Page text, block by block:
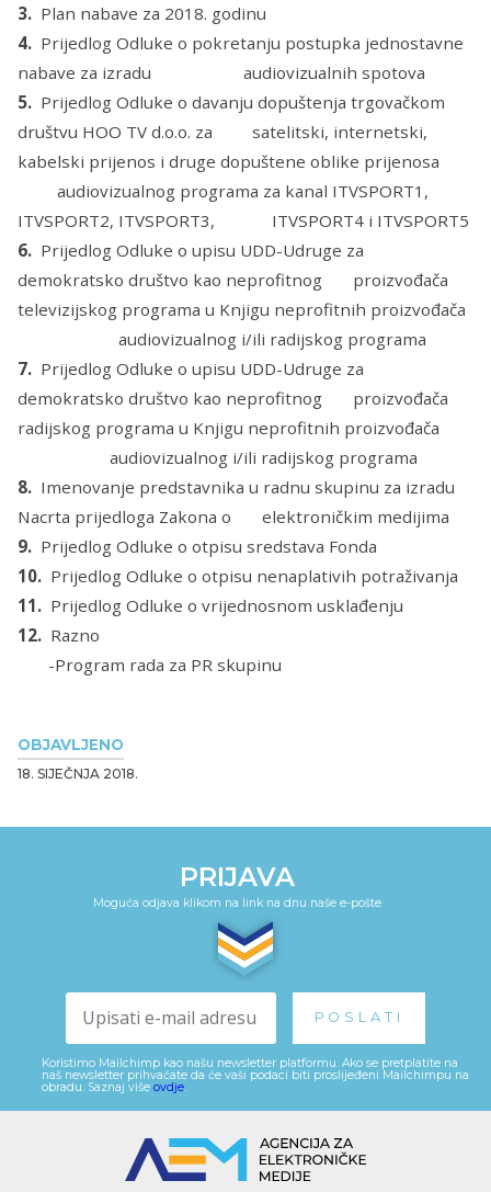
OBJAVLJENO
18. SIJEČNJA 2018.
3. Plan nabave za 2018. godinu
4. Prijedlog Odluke o pokretanju postupka jednostavne
nabave za izradu audiovizualnih spotova
5. Prijedlog Odluke o davanju dopuštenja trgovačkom
društvu HOO TV d.o.o. za satelitski, internetski,
kabelski prijenos i druge dopuštene oblike prijenosa
audiovizualnog programa za kanal ITVSPORT1,
ITVSPORT2, ITVSPORT3, ITVSPORT4 i ITVSPORT5
6. Prijedlog Odluke o upisu UDD-Udruge za
demokratsko društvo kao neprofitnog proizvođača
televizijskog programa u Knjigu neprofitnih proizvođača
audiovizualnog i/ili radijskog programa
7. Prijedlog Odluke o upisu UDD-Udruge za
demokratsko društvo kao neprofitnog proizvođača
radijskog programa u Knjigu neprofitnih proizvođača
audiovizualnog i/ili radijskog programa
8. Imenovanje predstavnika u radnu skupinu za izradu
Nacrta prijedloga Zakona o elektroničkim medijima
9. Prijedlog Odluke o otpisu sredstava Fonda
10. Prijedlog Odluke o otpisu nenaplativih potraživanja
11. Prijedlog Odluke o vrijednosnom usklađenju
12. Razno
-Program rada za PR skupinu
PRIJAVA
Moguća odjava klikom na link na dnu naše e-pošte
Koristimo Mailchimp kao našu newsletter platformu. Ako se pretplatite na
naš newsletter prihvaćate da će vaši podaci biti proslijeđeni Mailchimpu na
obradu. Saznaj više ovdje.